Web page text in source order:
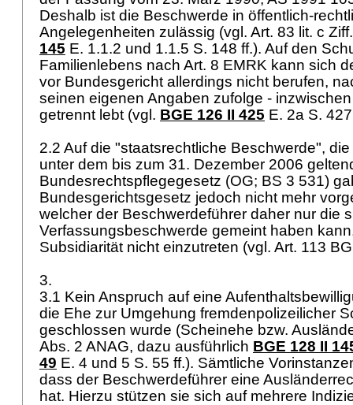
Deshalb ist die Beschwerde in öffentlich-
Angelegenheiten zulässig (vgl. Art. 83 lit. c
145 E. 1.1.2 und 1.1.5 S. 148 ff.). Auf den
Familienlebens nach Art. 8 EMRK kann sich
vor Bundesgericht allerdings nicht berufen,
seinen eigenen Angaben zufolge -
getrennt lebt (vgl. BGE 126 II 425 E. 2a S.
2.2 Auf die "staatsrechtliche Beschwerde",
unter dem bis zum 31. Dezember 2006
Bundesrechtspflegegesetz (OG; BS 3 531)
Bundesgerichtsgesetz jedoch nicht mehr
welcher der Beschwerdeführer daher nur die
Verfassungsbeschwerde gemeint haben
Subsidiarität nicht einzutreten (vgl. Art. 113
3.
3.1 Kein Anspruch auf eine
die Ehe zur Umgehung fremdenpolizeilicher
geschlossen wurde (Scheinehe bzw.
Abs. 2 ANAG, dazu ausführlich BGE 128 II
49 E. 4 und 5 S. 55 ff.). Sämtliche
dass der Beschwerdeführer eine
hat. Hierzu stützen sie sich auf mehrere